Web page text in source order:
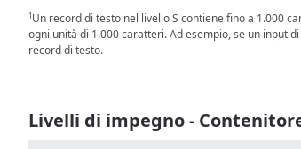
1 Un record di testo nel livello S contiene fino a 1.000
ogni unità di 1.000 caratteri. Ad esempio, se un input
record di testo.
Livelli di impegno -